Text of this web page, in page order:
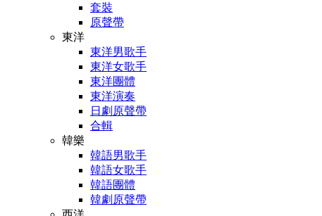
套裝
原聲帶
東洋
東洋男歌手
東洋女歌手
東洋團體
東洋演奏
日劇原聲帶
合輯
韓樂
韓語男歌手
韓語女歌手
韓語團體
韓劇原聲帶